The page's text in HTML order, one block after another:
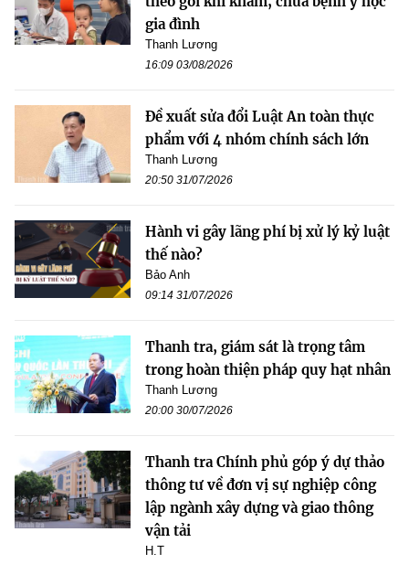
gia đình
Thanh Lương
16:09 03/08/2026
Đề xuất sửa đổi Luật An toàn thực
phẩm với 4 nhóm chính sách lớn
Thanh Lương
20:50 31/07/2026
Hành vi gây lãng phí bị xử lý kỷ luật
thế nào?
Bảo Anh
09:14 31/07/2026
Thanh tra, giám sát là trọng tâm
trong hoàn thiện pháp quy hạt nhân
Thanh Lương
20:00 30/07/2026
Thanh tra Chính phủ góp ý dự thảo
thông tư về đơn vị sự nghiệp công
lập ngành xây dựng và giao thông
vận tải
H.T